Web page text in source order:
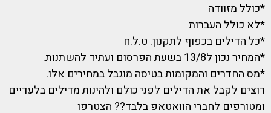
*כולל מזוודה
*לא כולל העברות
*כל הדילים בכפוף לתקנון. ט.ל.ח
*המחיר נכון ל13/8 בשעת הפרסום ועתיד להשתנות.
*מס החדרים והמקומות בטיסה מוגבל במחירים אלו.
רוצים לקבל את הדילים לפני כולם ולהינות מדילים בלעדיים
ומטורפים לחברי הוואטאפ בלבד?? הצטרפו